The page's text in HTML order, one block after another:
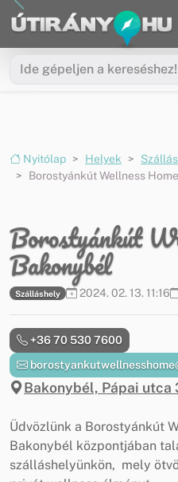
Ugrás a menüre
Ugrás a tartalomra
Nyitólap Helyek
Borostyánkút Wellness
Borostyánkút
Bakonybél
Szálláshely 2024. 02. 13. 11:16
Bakonybél, Pápai utca
+36 70 530 7600
Üdvözlünk a Borostyánkút
Bakonybél központjában
szálláshelyünkön, mely